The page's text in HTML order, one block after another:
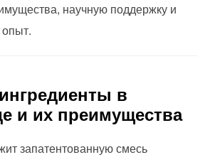
научную поддержку и
опыт.
в
и их преимущества
запатентованную смесь